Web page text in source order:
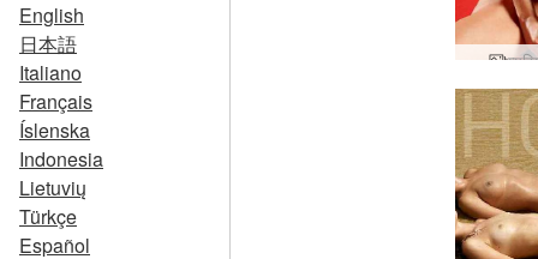
English
日本語
Italiano
Français
Íslenska
Indonesia
Lietuvių
Türkçe
Español